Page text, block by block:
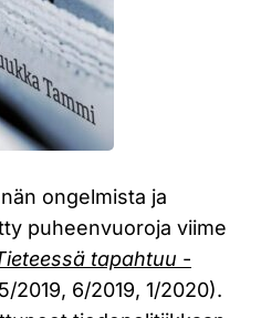
ongelmista ja
puheenvuoroja viime
tapahtuu -
2019, 6/2019, 1/2020).